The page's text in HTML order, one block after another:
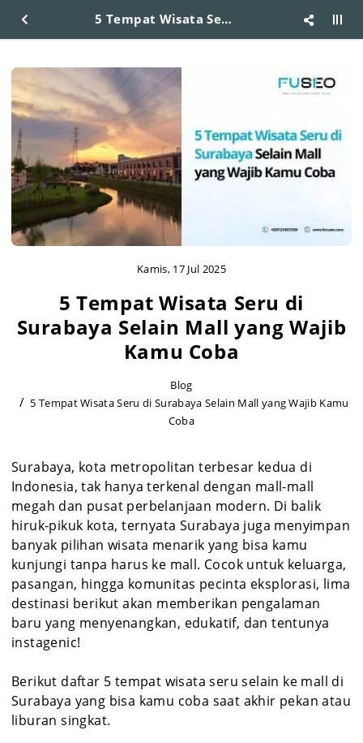
5 Tempat Wisata Seru di Surabaya Selain Mall yang Wajib Kamu Coba
Kamis, 17 Jul 2025
5 Tempat Wisata Seru di
Surabaya Selain Mall yang Wajib
Kamu Coba
Blog
5 Tempat Wisata Seru di Surabaya Selain Mall yang Wajib Kamu
Coba
Surabaya, kota metropolitan terbesar kedua di
Indonesia, tak hanya terkenal dengan mall-mall
megah dan pusat perbelanjaan modern. Di balik
hiruk-pikuk kota, ternyata Surabaya juga menyimpan
banyak pilihan wisata menarik yang bisa kamu
kunjungi tanpa harus ke mall. Cocok untuk keluarga,
pasangan, hingga komunitas pecinta eksplorasi, lima
destinasi berikut akan memberikan pengalaman
baru yang menyenangkan, edukatif, dan tentunya
instagenic!
Berikut daftar 5 tempat wisata seru selain ke mall di
Surabaya yang bisa kamu coba saat akhir pekan atau
liburan singkat.